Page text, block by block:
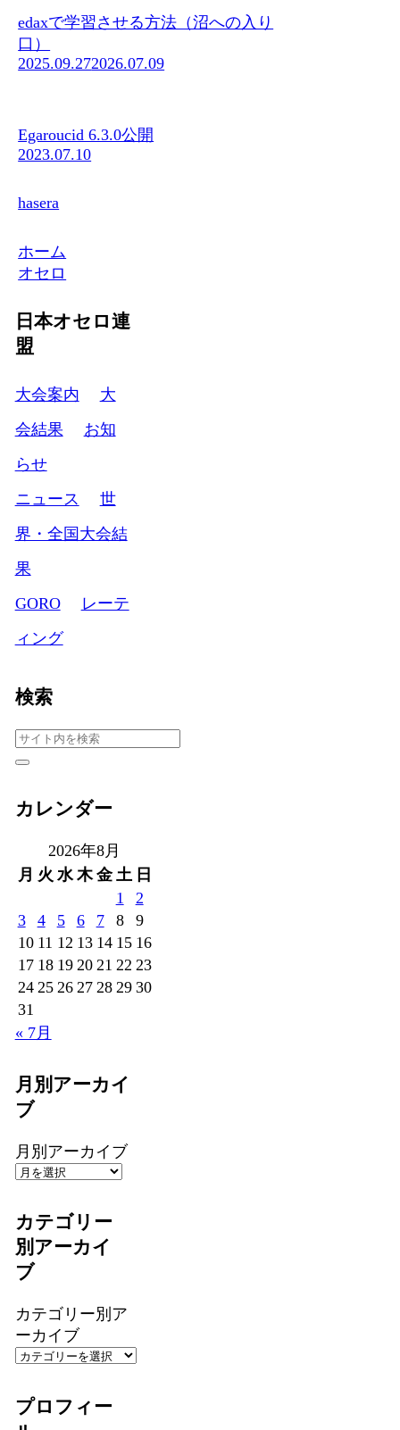
edaxで学習させる方法（沼への入り
口）
2025.09.272026.07.09
Egaroucid 6.3.0公開
2023.07.10
hasera
ホーム
オセロ
日本オセロ連
盟
大会案内
大
会結果
お知
らせ
ニュース
世
界・全国大会結
果
GORO
レーテ
ィング
検索
カレンダー
2026年8月
月 火 水 木 金 土 日
1
2
3
4 5 6 7 8
9
10 11 12 13 14 15 16
17 18 19 20 21 22 23
24 25 26 27 28 29 30
31
« 7月
月別アーカイ
ブ
月別アーカイブ
カテゴリー
別アーカイ
ブ
カテゴリー別ア
ーカイブ
プロフィー